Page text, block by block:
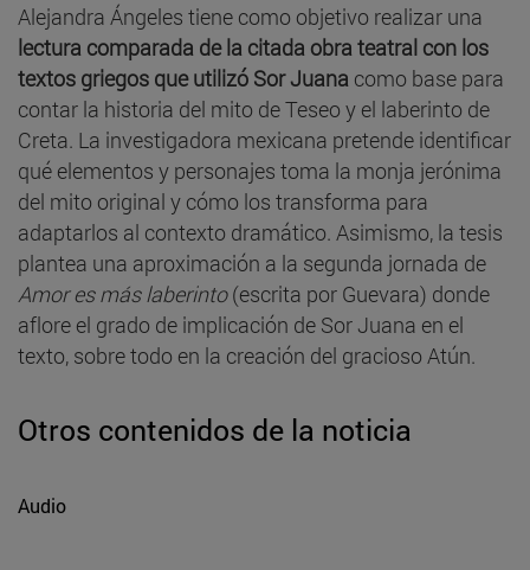
Alejandra Ángeles tiene como objetivo realizar una
lectura comparada de la citada obra teatral con los
textos griegos que utilizó Sor Juana como base para
contar la historia del mito de Teseo y el laberinto de
Creta. La investigadora mexicana pretende identificar
qué elementos y personajes toma la monja jerónima
del mito original y cómo los transforma para
adaptarlos al contexto dramático. Asimismo, la tesis
plantea una aproximación a la segunda jornada de
Amor es más laberinto(escrita por Guevara) donde
aflore el grado de implicación de Sor Juana en el
texto, sobre todo en la creación del gracioso Atún.
Otros contenidos de la noticia
Audio